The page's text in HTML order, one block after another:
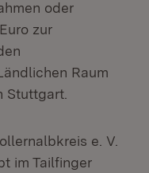
oder
zur
Raum
Stuttgart.
e. V.
im Tailfinger